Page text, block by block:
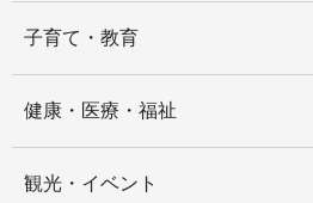
子育て・教育
健康・医療・福祉
観光・イベント